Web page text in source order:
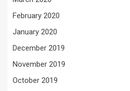
February 2020
January 2020
December 2019
November 2019
October 2019